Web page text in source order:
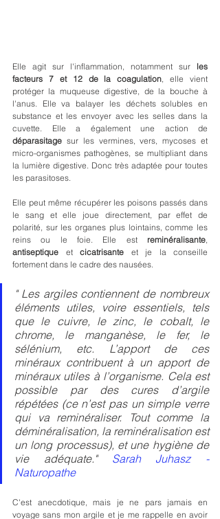
Elle agit sur l'inflammation, notamment sur les
facteurs 7 et 12 de la coagulation, elle vient
protéger la muqueuse digestive, de la bouche à
l'anus. Elle va balayer les déchets solubles en
substance et les envoyer avec les selles dans la
déparasitage sur les vermines, vers, mycoses et
micro-organismes pathogènes, se multipliant dans
la lumière digestive. Donc très adaptée pour toutes
les parasitoses.
Elle peut même récupérer les poisons passés dans
le sang et elle joue directement, par effet de
polarité, sur les organes plus lointains, comme les
reins ou le foie. Elle est reminéralisante
antiseptique et cicatrisante et je la conseille
fortement dans le cadre des nausées.
" Les argiles contiennent de nombreux
éléments utiles, voire essentiels, tels
que le cuivre, le zinc, le cobalt, le
chrome, le manganèse, le fer, le
sélénium, etc. L’apport de ces
minéraux contribuent à un apport de
minéraux utiles à l’organisme. Cela est
possible par des cures d’argile
répétées (ce n’est pas un simple verre
qui va reminéraliser. Tout comme la
déminéralisation, la reminéralisation est
un long processus), et une hygiène de
vie adéquate." Sarah Juhasz -
Naturopathe
C'est anecdotique, mais je ne pars jamais en
voyage sans mon argile et je me rappelle en avoir